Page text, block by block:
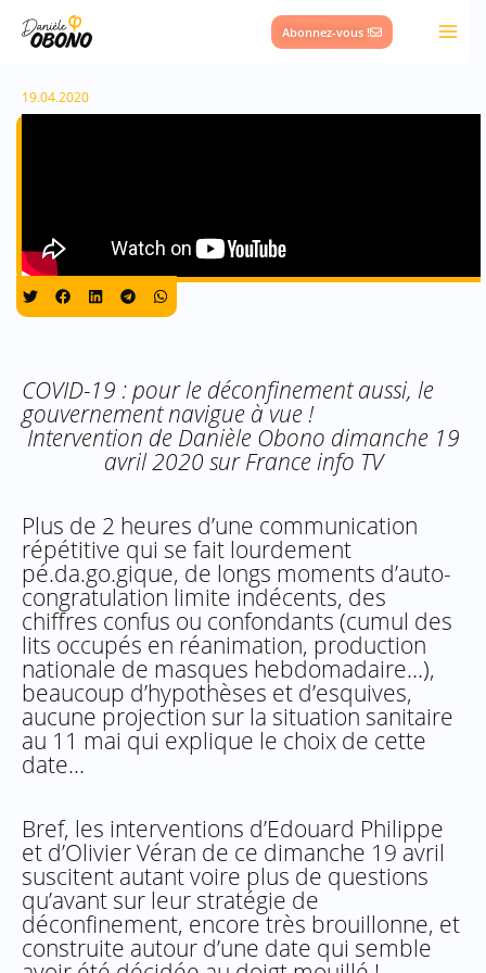
Abonnez-vous !
19.04.2020
COVID-19 : pour le déconfinement aussi, le
gouvernement navigue à vue !
Intervention de Danièle Obono dimanche 19
avril 2020 sur France info TV
Plus de 2 heures d’une communication
répétitive qui se fait lourdement
pé.da.go.gique, de longs moments d’auto-
congratulation limite indécents, des
chiffres confus ou confondants (cumul des
lits occupés en réanimation, production
nationale de masques hebdomadaire…),
beaucoup d’hypothèses et d’esquives,
aucune projection sur la situation sanitaire
au 11 mai qui explique le choix de cette
date…
Bref, les interventions d’Edouard Philippe
et d’Olivier Véran de ce dimanche 19 avril
suscitent autant voire plus de questions
qu’avant sur leur stratégie de
déconfinement, encore très brouillonne, et
construite autour d’une date qui semble